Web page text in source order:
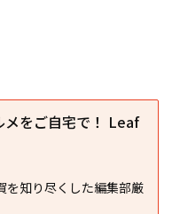
メをご自宅で！ Leaf
を知り尽くした編集部厳